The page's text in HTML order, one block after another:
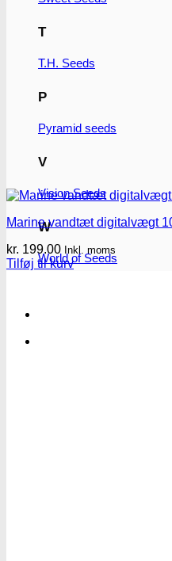
T
T.H. Seeds
P
Pyramid seeds
V
Vision Seeds
W
World of Seeds
Marine vandtæt digitalvægt
kr. 199.00 Inkl. moms
Tilføj til kurv